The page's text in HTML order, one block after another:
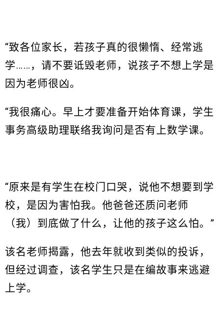
“致各位家长，若孩子真的很懒惰、经常逃
学……，请不要诋毁老师，说孩子不想上学是
因为老师很凶。
“我很痛心。早上才要准备开始体育课，学生
事务高级助理联络我询问是否有上数学课。
“原来是有学生在校门口哭，说他不想要到学
校，是因为害怕我。他爸爸还质问老师
（我）到底做了什么，让他的孩子这么怕。”
该名老师揭露，他去年就收到类似的投诉，
但经过调查，该名学生只是在编故事来逃避
上学。